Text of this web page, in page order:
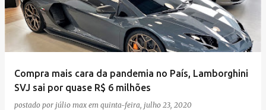
Compra mais cara da pandemia no País, Lamborghini
SVJ sai por quase R$ 6 milhões
postado por júlio max em quinta-feira, julho 23, 2020